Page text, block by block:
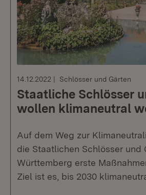
14.12.2022 Schlösser und Gärten
Staatliche Schlösser
wollen klimaneutral
Auf dem Weg zur
die Staatlichen Schlösser und
Württemberg erste
Ziel ist es, bis 2030